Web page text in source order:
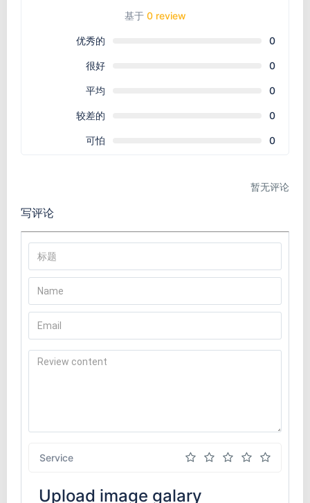
基于 0 review
优秀的 0
很好 0
平均 0
较差的 0
可怕 0
暂无评论
写评论
Service
Upload image galary